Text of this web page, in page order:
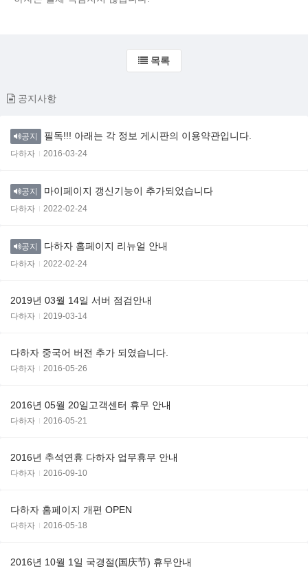
목록
공지사항
공지 필독!!! 아래는 각 정보 게시판의 이용약관입니다.
다하자 2016-03-24
공지 마이페이지 갱신기능이 추가되었습니다
다하자 2022-02-24
공지 다하자 홈페이지 리뉴얼 안내
다하자 2022-02-24
2019년 03월 14일 서버 점검안내
다하자 2019-03-14
다하자 중국어 버전 추가 되였습니다.
다하자 2016-05-26
2016년 05월 20일고객센터 휴무 안내
다하자 2016-05-21
2016년 추석연휴 다하자 업무휴무 안내
다하자 2016-09-10
다하자 홈페이지 개편 OPEN
다하자 2016-05-18
2016년 10월 1일 국경절(国庆节) 휴무안내